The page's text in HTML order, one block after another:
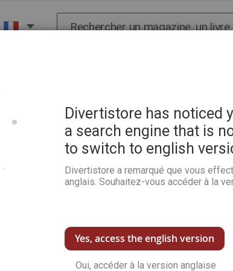
Divertistore has noticed
a search engine that is
to switch to english
Divertistore a remarqué que vous
anglais. Souhaitez-vous accéder à la
Yes, access the english version
Oui, accéder à la version anglaise